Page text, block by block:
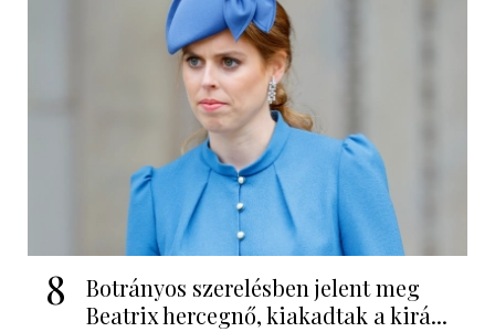
8
Botrányos szerelésben jelent meg
Beatrix hercegnő, kiakadtak a kirá...